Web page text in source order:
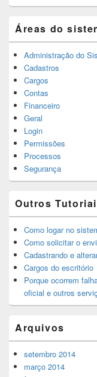
Áreas do
Administração do
Cadastros
Cargos
Contas
Financeiro
Geral
Login
Permissões
Processos
Segurança
Outros
Como logar no
Como solicitar o
Cadastrando e
Cargos do escritório
Porque ocorrem
oficial e outros
Arquivos
setembro 2014
março 2014